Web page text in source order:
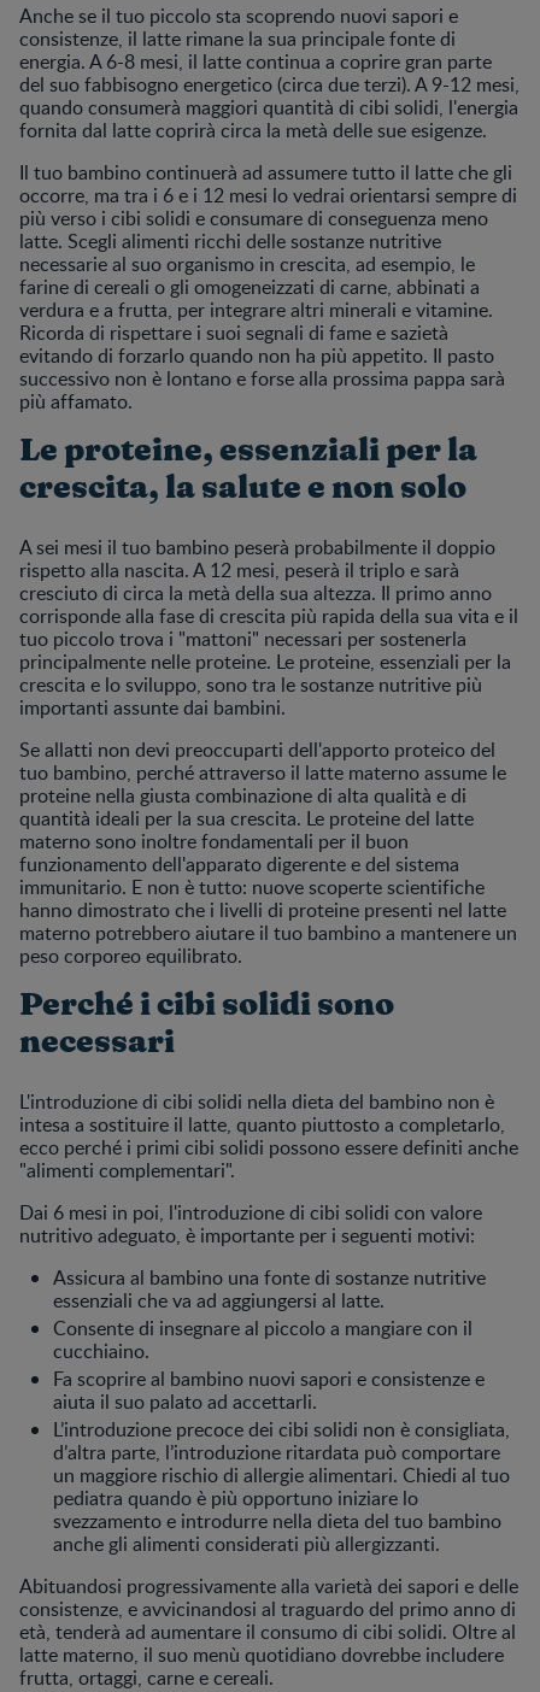
Anche se il tuo piccolo sta scoprendo nuovi sapori e
consistenze, il latte rimane la sua principale fonte di
energia. A 6-8 mesi, il latte continua a coprire gran parte
del suo fabbisogno energetico (circa due terzi). A 9-12 mesi,
quando consumerà maggiori quantità di cibi solidi, l'energia
fornita dal latte coprirà circa la metà delle sue esigenze.
Il tuo bambino continuerà ad assumere tutto il latte che gli
occorre, ma tra i 6 e i 12 mesi lo vedrai orientarsi sempre di
più verso i cibi solidi e consumare di conseguenza meno
latte. Scegli alimenti ricchi delle sostanze nutritive
necessarie al suo organismo in crescita, ad esempio, le
farine di cereali o gli omogeneizzati di carne, abbinati a
verdura e a frutta, per integrare altri minerali e vitamine.
Ricorda di rispettare i suoi segnali di fame e sazietà
evitando di forzarlo quando non ha più appetito. Il pasto
successivo non è lontano e forse alla prossima pappa sarà
più affamato.
Le proteine, essenziali per la
crescita, la salute e non solo
A sei mesi il tuo bambino peserà probabilmente il doppio
rispetto alla nascita. A 12 mesi, peserà il triplo e sarà
cresciuto di circa la metà della sua altezza. Il primo anno
corrisponde alla fase di crescita più rapida della sua vita e il
tuo piccolo trova i "mattoni" necessari per sostenerla
principalmente nelle proteine. Le proteine, essenziali per la
crescita e lo sviluppo, sono tra le sostanze nutritive più
importanti assunte dai bambini.
Se allatti non devi preoccuparti dell'apporto proteico del
tuo bambino, perché attraverso il latte materno assume le
proteine nella giusta combinazione di alta qualità e di
quantità ideali per la sua crescita. Le proteine del latte
materno sono inoltre fondamentali per il buon
funzionamento dell'apparato digerente e del sistema
immunitario. E non è tutto: nuove scoperte scientifiche
hanno dimostrato che i livelli di proteine presenti nel latte
materno potrebbero aiutare il tuo bambino a mantenere un
peso corporeo equilibrato.
Perché i cibi solidi sono
necessari
L'introduzione di cibi solidi nella dieta del bambino non è
intesa a sostituire il latte, quanto piuttosto a completarlo,
ecco perché i primi cibi solidi possono essere definiti anche
"alimenti complementari".
Dai 6 mesi in poi, l'introduzione di cibi solidi con valore
nutritivo adeguato, è importante per i seguenti motivi:
Assicura al bambino una fonte di sostanze nutritive
essenziali che va ad aggiungersi al latte.
Consente di insegnare al piccolo a mangiare con il
cucchiaino.
Fa scoprire al bambino nuovi sapori e consistenze e
aiuta il suo palato ad accettarli.
L’introduzione precoce dei cibi solidi non è consigliata,
d’altra parte, l’introduzione ritardata può comportare
un maggiore rischio di allergie alimentari. Chiedi al tuo
pediatra quando è più opportuno iniziare lo
svezzamento e introdurre nella dieta del tuo bambino
anche gli alimenti considerati più allergizzanti.
Abituandosi progressivamente alla varietà dei sapori e delle
consistenze, e avvicinandosi al traguardo del primo anno di
età, tenderà ad aumentare il consumo di cibi solidi. Oltre al
latte materno, il suo menù quotidiano dovrebbe includere
frutta, ortaggi, carne e cereali.